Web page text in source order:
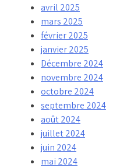
avril 2025
mars 2025
février 2025
janvier 2025
Décembre 2024
novembre 2024
octobre 2024
septembre 2024
août 2024
juillet 2024
juin 2024
mai 2024